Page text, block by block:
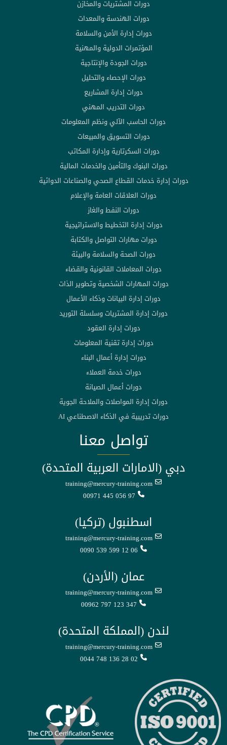
دورات المشتريات والمخازن
دورات الهندسة والمعدات
دورات إدارة الأمن والسلامة
المؤتمرات الدولية والمهنية
دورات الجودة والإنتاجية
دورات الإحصاء والتحليل
دورات إدارة المشاريع
دورات التدريب المهني
دورات الحاسب الآلي ونظم المعلومات
دورات التسويق والمبيعات
دورات السكرتارية وإدارة المكاتب
دورات البنوك والتأمين والخدمات المالية
دورات إدارة خدمات القطاع الصحي والصناعات الدوائية
دورات العلاقات العامة والإعلام
دورات النفط والغاز
دورات إدارة التخطيط والاستراتيجية
دورات مهارات التواصل والكتابة
دورات الصحة والسلامة والبيئة
دورات المعاملات القانونية والقضاء
دورات المهارات الشخصية وتطوير الذات
دورات إدارة البيانات وذكاء الأعمال
دورات إدارة المشتريات وسلسلة التوريد
دورات إدارة العقود
دورات إدارة تقنية المعلومات
دورات إدارة أعمال البناء
دورات خدمة العملاء
دورات أعمال الصيانة
دورات إدارة المواصلات والملاحة الجوية
دورات تدريبية في الذكاء الاصطناعي AI
تواصل معنا
دبي (الامارات العربية المتحدة)
training@mercury-training.com
00971 445 056 97
اسطنبول (تركيا)
training@mercury-training.com
0090 539 599 12 06
عمان (الأردن)
training@mercury-training.com
00962 797 123 347
لندن (المملكة المتحدة)
training@mercury-training.com
0044 748 136 28 02